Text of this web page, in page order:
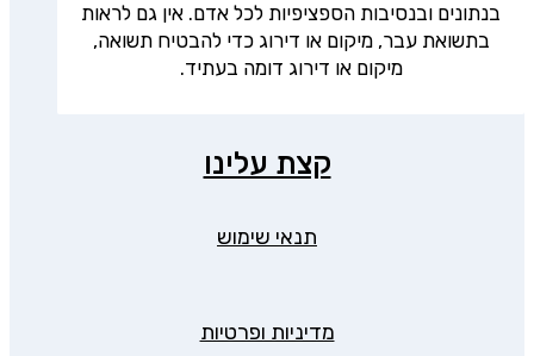
בנתונים ובנסיבות הספציפיות לכל אדם. אין גם לראות
בתשואת עבר, מיקום או דירוג כדי להבטיח תשואה,
מיקום או דירוג דומה בעתיד.
קצת עלינו
תנאי שימוש
מדיניות ופרטיות